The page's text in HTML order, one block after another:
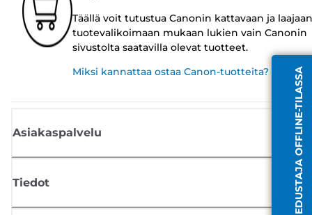
EDUSTAJA OFFLINE-TILASSA
Täällä voit tutustua Canonin kattavaan ja laajaan
tuotevalikoimaan mukaan lukien vain Canonin
sivustolta saatavilla olevat tuotteet.
Miksi kannattaa ostaa Canon-tuotteita?
Asiakaspalvelu
Tiedot